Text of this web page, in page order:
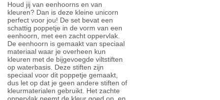
Houd jij van eenhoorns en van
kleuren? Dan is deze kleine unicorn
perfect voor jou! De set bevat een
schattig poppetje in de vorm van een
eenhoorn, met een zacht oppervlak.
De eenhoorn is gemaakt van speciaal
materiaal waar je overheen kun
kleuren met de bijgevoegde viltstiften
op waterbasis. Deze stiften zijn
speciaal voor dit poppetje gemaakt,
dus let op dat je geen andere stiften of
kleurmaterialen gebruikt. Het zachte